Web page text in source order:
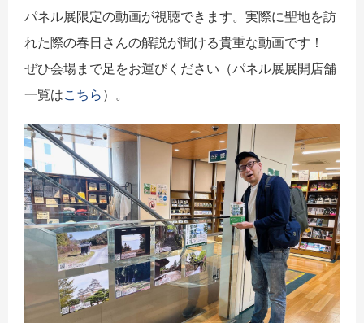
パネル展限定の動画が視聴できます。実際に聖地を訪
れた際の春日さんの解説が聞ける貴重な動画です！
ぜひ会場まで足をお運びください（パネル展展開店舗
一覧はこちら ）。